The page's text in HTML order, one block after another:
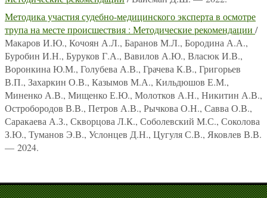
Методика участия судебно-медицинского эксперта в осмотре
трупа на месте происшествия : Методические рекомендации /
Макаров И.Ю., Кочоян А.Л., Баранов М.Л., Бородина А.А.,
Буробин И.Н., Буруков Г.А., Вавилов А.Ю., Власюк И.В.,
Воронкина Ю.М., Голубева А.В., Грачева К.В., Григорьев
В.П., Захаркин О.В., Казымов М.А., Кильдюшов Е.М.,
Миненко А.В., Мищенко Е.Ю., Молотков А.Н., Никитин А.В.,
Остробородов В.В., Петров А.В., Рычкова О.Н., Савва О.В.,
Саракаева А.З., Скворцова Л.К., Соболевский М.С., Соколова
З.Ю., Туманов Э.В., Услонцев Д.Н., Цугуля С.В., Яковлев В.В.
— 2024.